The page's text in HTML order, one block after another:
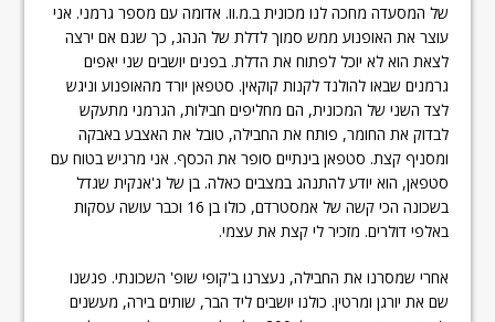
של המסעדה מחכה לנו מכונית ב.מ.וו. אדומה עם מספר גרמני. אני
עוצר את האופנוע ממש סמוך לדלת של הנהג, כך שגם אם ירצה
לצאת הוא לא יוכל לפתוח את הדלת. בפנים יושבים שני יאפים
גרמנים שבאו להולנד לקנות קוקאין. סטפאן יורד מהאופנוע וניגש
לצד השני של המכונית, הם מחליפים חבילות, הגרמני מתעקש
לבדוק את החומר, פותח את החבילה, טובל את האצבע באבקה
ומסניף קצת. סטפאן בינתיים סופר את הכסף. אני מרגיש בטוח עם
סטפאן, הוא יודע להתנהג במצבים כאלה. בן של ג'אנקית שגדל
בשכונה הכי קשה של אמסטרדם, כולו בן 16 וכבר עושה עסקות
באלפי דולרים. מזכיר לי קצת את עצמי.
אחרי שמסרנו את החבילה, נעצרנו ב'קופי שופ' השכונתי. פגשנו
שם את יורגן ומרטין. כולנו יושבים ליד הבר, שותים בירה, מעשנים